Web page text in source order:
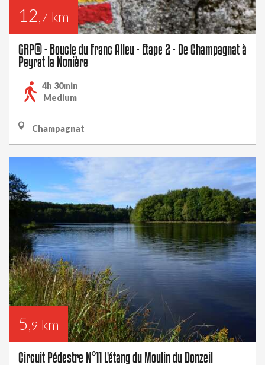
12,7 km
GRP® - Boucle du Franc Alleu - Etape 2 - De Champagnat à
Peyrat la Nonière
4h 30min
Medium
Champagnat
5,9 km
Circuit Pédestre N°11 L'étang du Moulin du Donzeil